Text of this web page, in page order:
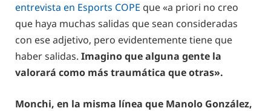
entrevista en Esports COPE que «a priori no creo
que haya muchas salidas que sean consideradas
con ese adjetivo, pero evidentemente tiene que
haber salidas. Imagino que alguna gente la
valorará como más traumática que otras».
Monchi, en la misma línea que Manolo González,